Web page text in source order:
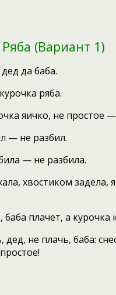
(Вариант 1)
да баба.
ряба.
яичко, не простое
— не разбил.
— не разбила.
хвостиком задела,
плачет, а курочка
не плачь, баба: